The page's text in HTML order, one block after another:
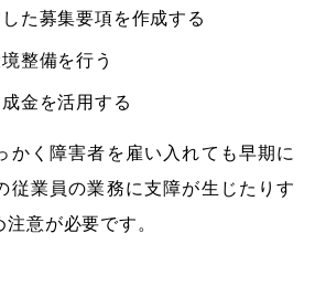
た募集要項を作成する
整備を行う
金を活用する
かく障害者を雇い入れても早期に
従業員の業務に支障が生じたりす
意が必要です。